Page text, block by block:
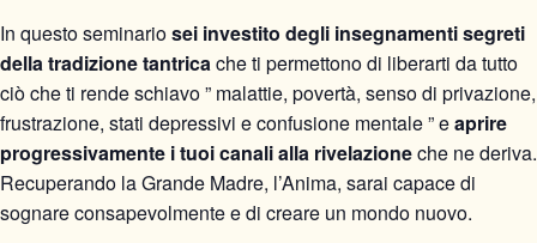
In questo seminariosei investito degli insegnamenti segreti
della tradizione tantricache ti permettono di liberarti da tutto
ciò che ti rende schiavo ” malattie, povertà, senso di privazione,
frustrazione, stati depressivi e confusione mentale ” eaprire
progressivamente i tuoi canali alla rivelazioneche ne deriva.
Recuperando la Grande Madre, l’Anima, sarai capace di
sognare consapevolmente e di creare un mondo nuovo.